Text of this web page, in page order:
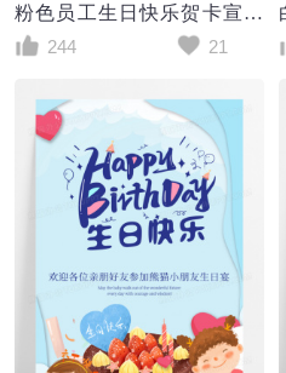
粉色员工生日快乐贺卡宣传海报
244
21